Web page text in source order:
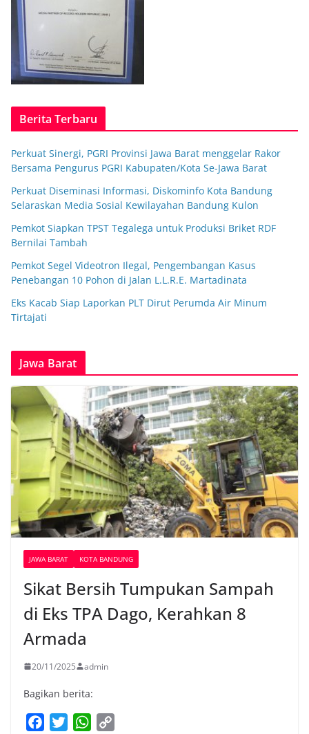
Berita Terbaru
Perkuat Sinergi, PGRI Provinsi Jawa Barat menggelar Rakor
Bersama Pengurus PGRI Kabupaten/Kota Se-Jawa Barat
Perkuat Diseminasi Informasi, Diskominfo Kota Bandung
Selaraskan Media Sosial Kewilayahan Bandung Kulon
Pemkot Siapkan TPST Tegalega untuk Produksi Briket RDF
Bernilai Tambah
Pemkot Segel Videotron Ilegal, Pengembangan Kasus
Penebangan 10 Pohon di Jalan L.L.R.E. Martadinata
Eks Kacab Siap Laporkan PLT Dirut Perumda Air Minum
Tirtajati
Jawa Barat
JAWA BARAT KOTA BANDUNG
Sikat Bersih Tumpukan Sampah
di Eks TPA Dago, Kerahkan 8
Armada
20/11/2025 admin
Bagikan berita:
W